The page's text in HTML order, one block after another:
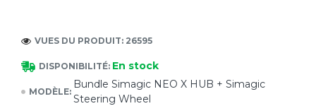
DISPONIBILITÉ: En stock
MODÈLE:
Bundle Simagic NEO X HUB + Simagic
Steering Wheel
VUES DU PRODUIT: 26595